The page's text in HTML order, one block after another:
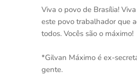
Viva o povo de Brasília!
este povo trabalhador que
todos. Vocês são o máximo!
*Gilvan Máximo é ex-
gente.